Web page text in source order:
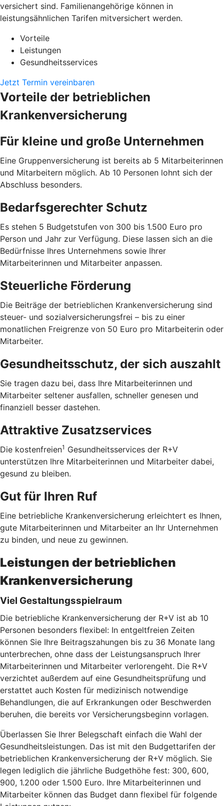
versichert sind. Familienangehörige können in
leistungsähnlichen Tarifen mitversichert werden.
Vorteile
Leistungen
Gesundheitsservices
Jetzt Termin vereinbaren
Vorteile der betrieblichen
Krankenversicherung
Für kleine und große Unternehmen
Eine Gruppenversicherung ist bereits ab 5 Mitarbeiterinnen
und Mitarbeitern möglich. Ab 10 Personen lohnt sich der
Abschluss besonders.
Bedarfsgerechter Schutz
Es stehen 5 Budgetstufen von 300 bis 1.500 Euro pro
Person und Jahr zur Verfügung. Diese lassen sich an die
Bedürfnisse Ihres Unternehmens sowie Ihrer
Mitarbeiterinnen und Mitarbeiter anpassen.
Steuerliche Förderung
Die Beiträge der betrieblichen Krankenversicherung sind
steuer- und sozialversicherungsfrei – bis zu einer
monatlichen Freigrenze von 50 Euro pro Mitarbeiterin oder
Mitarbeiter.
Gesundheitsschutz, der sich auszahlt
Sie tragen dazu bei, dass Ihre Mitarbeiterinnen und
Mitarbeiter seltener ausfallen, schneller genesen und
finanziell besser dastehen.
Attraktive Zusatzservices
Die kostenfreien1 Gesundheitsservices der R+V
unterstützen Ihre Mitarbeiterinnen und Mitarbeiter dabei,
gesund zu bleiben.
Gut für Ihren Ruf
Eine betriebliche Krankenversicherung erleichtert es Ihnen,
gute Mitarbeiterinnen und Mitarbeiter an Ihr Unternehmen
zu binden, und neue zu gewinnen.
Leistungen der betrieblichen
Krankenversicherung
Viel Gestaltungsspielraum
Die betriebliche Krankenversicherung der R+V ist ab 10
Personen besonders flexibel: In entgeltfreien Zeiten
können Sie Ihre Beitragszahungen bis zu 36 Monate lang
unterbrechen, ohne dass der Leistungsanspruch Ihrer
Mitarbeiterinnen und Mitarbeiter verlorengeht. Die R+V
verzichtet außerdem auf eine Gesundheitsprüfung und
erstattet auch Kosten für medizinisch notwendige
Behandlungen, die auf Erkrankungen oder Beschwerden
beruhen, die bereits vor Versicherungsbeginn vorlagen.
Überlassen Sie Ihrer Belegschaft einfach die Wahl der
Gesundheitsleistungen. Das ist mit den Budgettarifen der
betrieblichen Krankenversicherung der R+V möglich. Sie
legen lediglich die jährliche Budgethöhe fest: 300, 600,
900, 1.200 oder 1.500 Euro. Ihre Mitarbeiterinnen und
Mitarbeiter können das Budget dann flexibel für folgende